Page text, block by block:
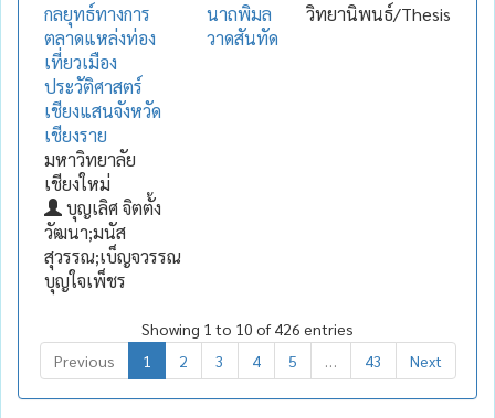
กลยุทธ์ทางการ
ตลาดแหล่งท่อง
เที่ยวเมือง
ประวัติศาสตร์
เชียงแสนจังหวัด
เชียงราย
มหาวิทยาลัย
เชียงใหม่
บุญเลิศ จิตตั้ง
วัฒนา;มนัส
สุวรรณ;เบ็ญจวรรณ
บุญใจเพ็ชร
นาถพิมล
วาดสันทัด
วิทยานิพนธ์/Thesis
Showing 1 to 10 of 426 entries
Previous
1 2 3 4 5 43 Next